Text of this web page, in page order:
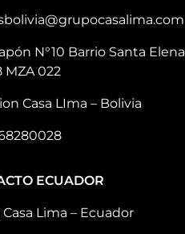
N°10 Barrio Santa Elena
MZA 022
Casa LIma – Bolivia
ECUADOR
Lima – Ecuador